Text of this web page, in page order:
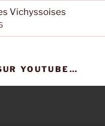
Vichyssoises
YOUTUBE…